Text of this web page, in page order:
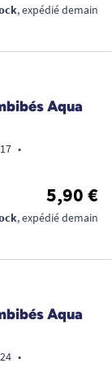
, expédié demain
Aqua
•
5,90 €
, expédié demain
Aqua
•